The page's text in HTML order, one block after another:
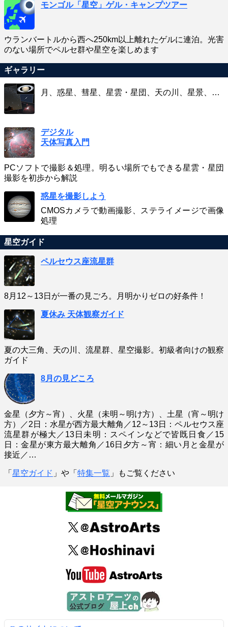
モンゴル「星空」ゲル・キャンプツアー
ウランバートルから西へ250km以上離れたゲルに連泊。光害
のない場所でペルセ群や星空を楽しめます
ギャラリー
月、惑星、彗星、星雲・星団、天の川、星景、…
デジタル
天体写真入門
PCソフトで撮影＆処理。明るい場所でもできる星雲・星団
撮影を初歩から解説
惑星を撮影しよう
CMOSカメラで動画撮影、ステライメージで画像
処理
星空ガイド
ペルセウス座流星群
8月12～13日が一番の見ごろ。月明かりゼロの好条件！
夏休み 天体観察ガイド
夏の大三角、天の川、流星群、星空撮影。初級者向けの観察
ガイド
8月の見どころ
金星（夕方～宵）、火星（未明～明け方）、土星（宵～明け
方）／2日：水星が西方最大離角／12～13日：ペルセウス座
流星群が極大／13日未明：スペインなどで皆既日食／15
日：金星が東方最大離角／16日夕方～宵：細い月と金星が
接近／…
「 星空ガイド 」や「 特集一覧 」もご覧ください